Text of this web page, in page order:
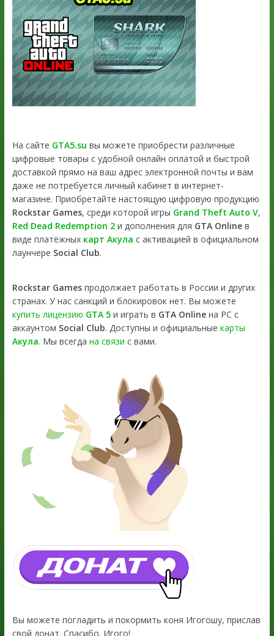
На сайте GTA5.su вы можете приобрести различные
цифровые товары с удобной онлайн оплатой и быстрой
доставкой прямо на ваш адрес электронной почты и вам
даже не потребуется личный кабинет в интернет-
магазине. Приобретайте настоящую цифровую продукцию
Rockstar Games, среди которой игры Grand Theft Auto V,
Red Dead Redemption 2и дополнения для GTA Onlineв
виде платёжных карт Акула с активацией в официальном
лаунчере Social Club.
Rockstar Gamesпродолжает работать в России и других
странах. У нас санкций и блокировок нет. Вы можете
купить лицензию GTA 5и играть в GTA Onlineна PC с
аккаунтом Social Club. Доступны и официальные карты
Акула. Мы всегда на связи с вами.
Вы можете погладить и покормить коня Игогошу, прислав
свой донат. Спасибо. Игого!